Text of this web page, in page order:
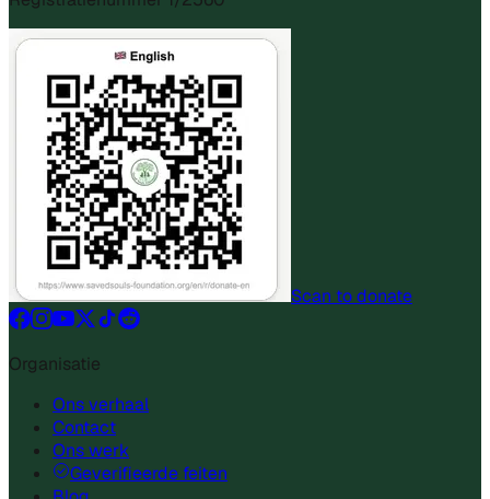
Scan to donate
Organisatie
Ons verhaal
Contact
Ons werk
Geverifieerde feiten